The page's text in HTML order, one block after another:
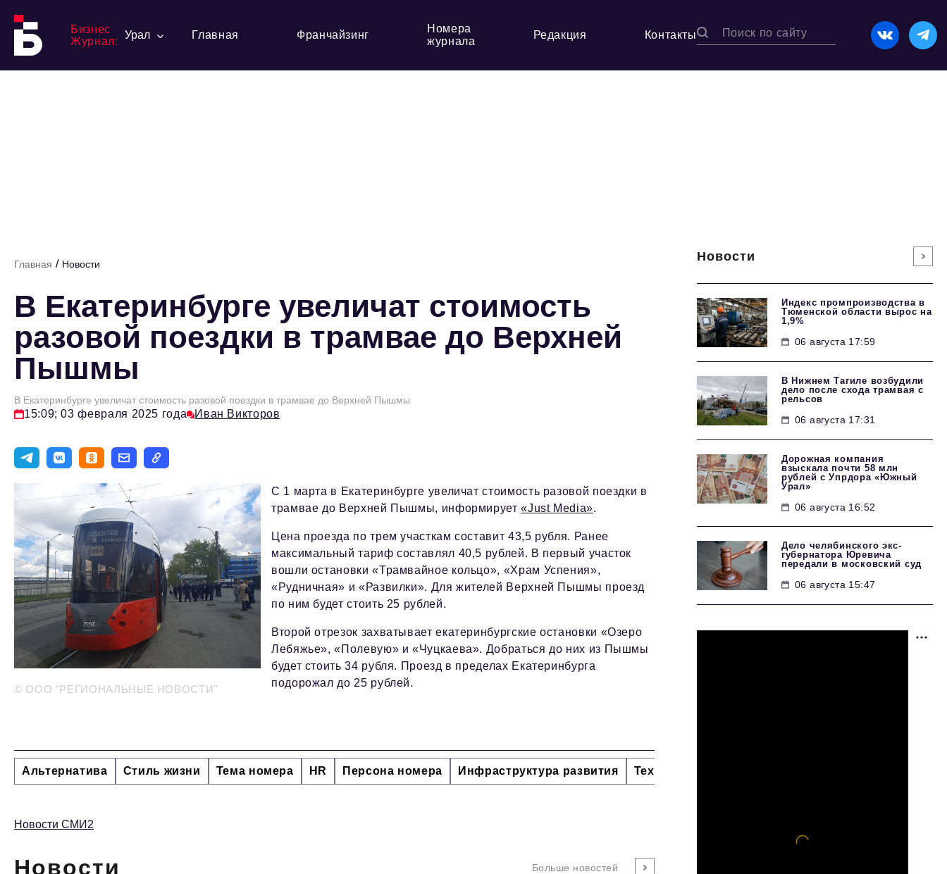
Бизнес
Журнал:
Урал Главная Франчайзинг
Номера
журнала
Редакция Контакты
Главная / Новости
В Екатеринбурге увеличат стоимость
разовой поездки в трамвае до Верхней
Пышмы
В Екатеринбурге увеличат стоимость разовой поездки в трамвае до Верхней Пышмы
15:09; 03 февраля 2025 года Иван Викторов
© ООО "РЕГИОНАЛЬНЫЕ НОВОСТИ"
С 1 марта в Екатеринбурге увеличат стоимость разовой поездки в
трамвае до Верхней Пышмы, информирует«Just Media».
Цена проезда по трем участкам составит 43,5 рубля. Ранее
максимальный тариф составлял 40,5 рублей. В первый участок
вошли остановки «Трамвайное кольцо», «Храм Успения»,
«Рудничная» и «Развилки». Для жителей Верхней Пышмы проезд
по ним будет стоить 25 рублей.
Второй отрезок захватывает екатеринбургские остановки «Озеро
Лебяжье», «Полевую» и «Чуцкаева». Добраться до них из Пышмы
будет стоить 34 рубля. Проезд в пределах Екатеринбурга
подорожал до 25 рублей.
Альтернатива Стиль жизни Тема номера HR Персона номера Инфраструктура развития Технологии и тренды
Новости СМИ2
Новости Больше новостей
Новости
Индекс промпроизводства в
Тюменской области вырос на
1,9%
06 августа 17:59
В Нижнем Тагиле возбудили
дело после схода трамвая с
рельсов
06 августа 17:31
Дорожная компания
взыскала почти 58 млн
рублей с Упрдора «Южный
Урал»
06 августа 16:52
Дело челябинского экс-
губернатора Юревича
передали в московский суд
06 августа 15:47